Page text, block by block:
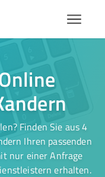
Finden Sie aus 4
Ihren passenden
nur einer Anfrage
erhalten.